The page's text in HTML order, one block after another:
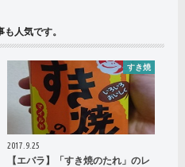
人気です。
すき焼
2017.9.25
【エバラ】「すき焼のたれ」のレ